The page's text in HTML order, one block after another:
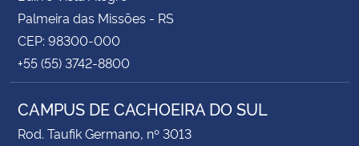
Palmeira das Missões - RS
CEP: 98300-000
+55 (55) 3742-8800
CAMPUS DE CACHOEIRA DO SUL
Rod. Taufik Germano, nº 3013